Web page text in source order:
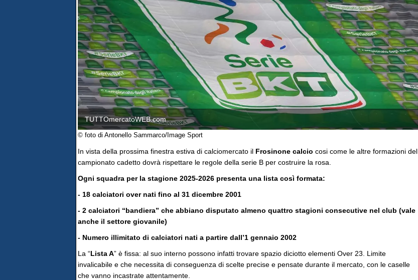
TUTTOmercatoWEB.com
© foto di Antonello Sammarco/Image Sport
In vista della prossima finestra estiva di calciomercato il Frosinone calcio cosi come le altre formazioni del
campionato cadetto dovrà rispettare le regole della serie B per costruire la rosa.
Ogni squadra per la stagione 2025-2026 presenta una lista così formata:
- 18 calciatori over nati fino al 31 dicembre 2001
- 2 calciatori “bandiera” che abbiano disputato almeno quattro stagioni consecutive nel club (vale
anche il settore giovanile)
- Numero illimitato di calciatori nati a partire dall’1 gennaio 2002
La “Lista A” è fissa: al suo interno possono infatti trovare spazio diciotto elementi Over 23. Limite
invalicabile e che necessita di conseguenza di scelte precise e pensate durante il mercato, con le caselle
che vanno incastrate attentamente.